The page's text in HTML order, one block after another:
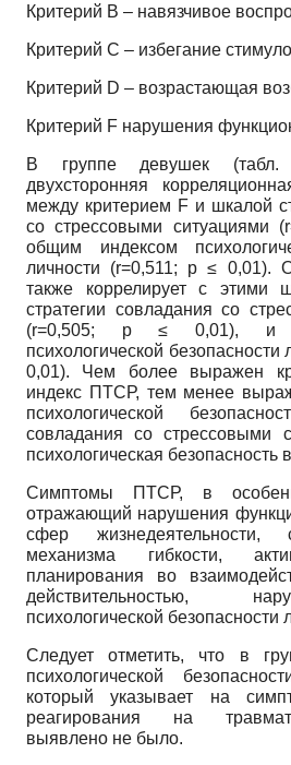
Критерий В – навязчивое
Критерий С – избегание
Критерий D – возрастающая
Критерий F нарушения
В группе девушек (табл.
двухсторонняя
между критерием F и шкалой
со стрессовыми ситуациями
общим индексом
личности (r=0,511; p ≤ 0,01).
также коррелирует с этими
стратегии совладания со
(r=0,505; p ≤ 0,01), и
психологической безопасности
0,01). Чем более выражен
индекс ПТСР, тем менее
психологической
совладания со стрессовыми
психологическая безопасность
Симптомы ПТСР, в
отражающий нарушения
сфер жизнедеятельности,
механизма гибкости,
планирования во
действительностью,
психологической безопасности
Следует отметить, что в
психологической
который указывает на
реагирования на
выявлено не было.